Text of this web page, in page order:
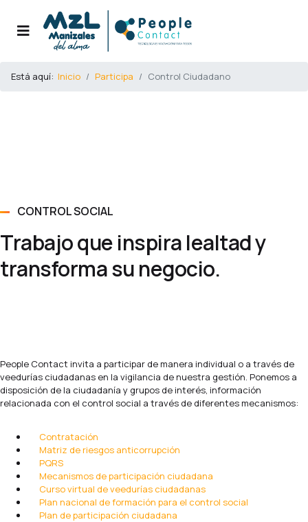
Está aquí: Inicio Participa Control Ciudadano
CONTROL SOCIAL
Trabajo que inspira lealtad y
transforma su negocio.
People Contact invita a participar de manera individual o a través de
veedurías ciudadanas en la vigilancia de nuestra gestión. Ponemos a
disposición de la ciudadanía y grupos de interés, información
relacionada con el control social a través de diferentes mecanismos:
Contratación
Matriz de riesgos anticorrupción
PQRS
Mecanismos de participación ciudadana
Curso virtual de veedurías ciudadanas
Plan nacional de formación para el control social
Plan de participación ciudadana